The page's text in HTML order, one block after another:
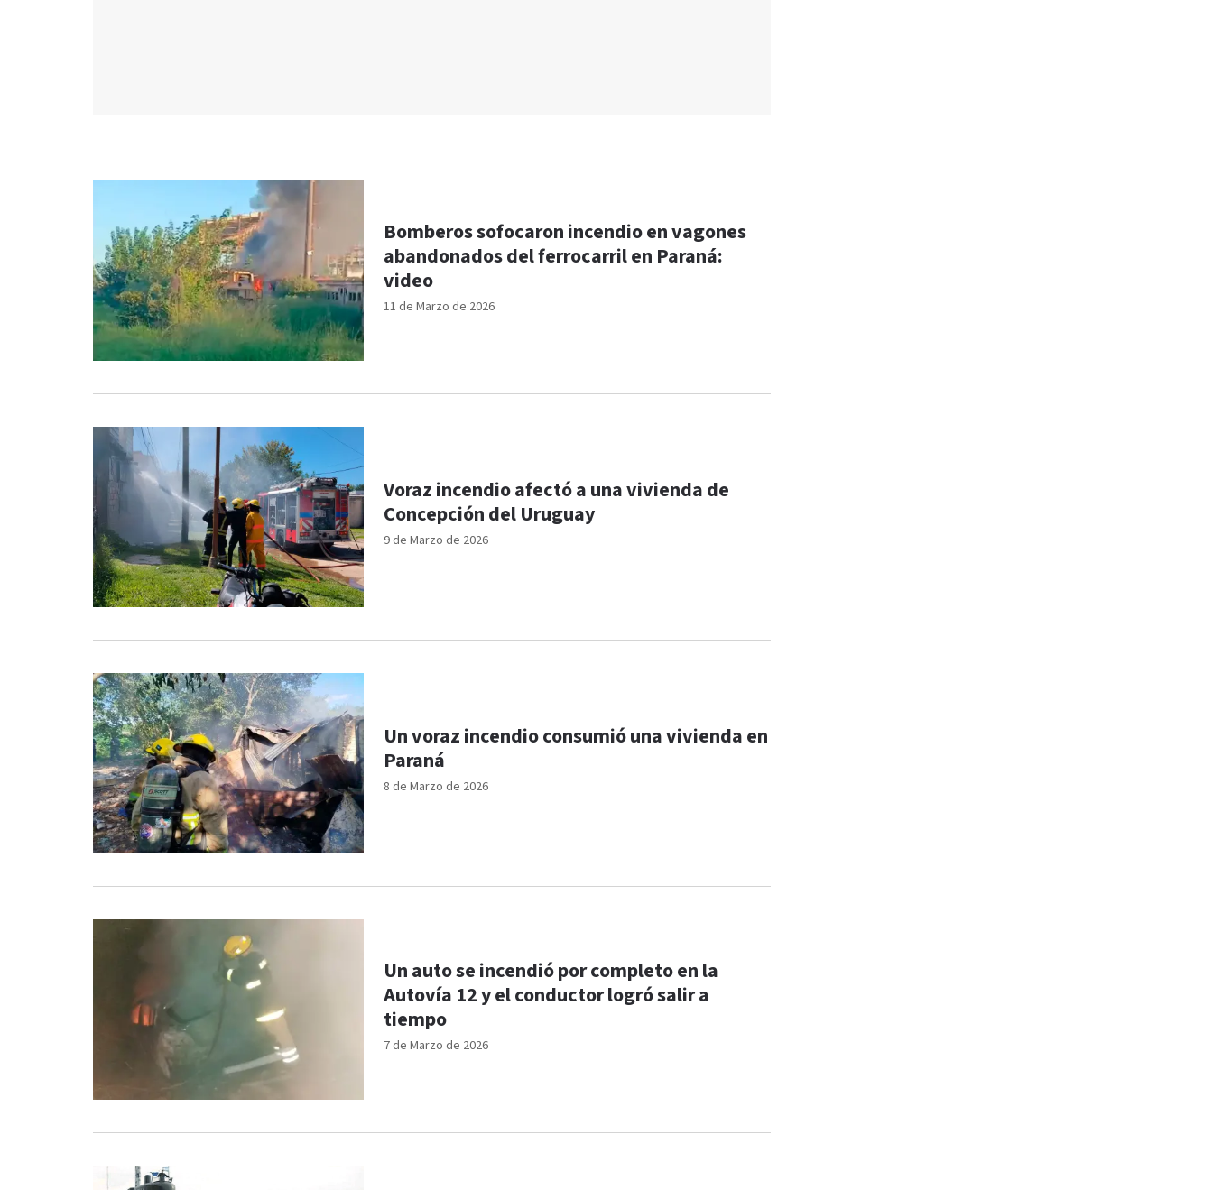
11 de Marzo de 2026
Bomberos sofocaron incendio en vagones
abandonados del ferrocarril en Paraná:
video
9 de Marzo de 2026
Voraz incendio afectó a una vivienda de
Concepción del Uruguay
8 de Marzo de 2026
Un voraz incendio consumió una vivienda en
Paraná
7 de Marzo de 2026
Un auto se incendió por completo en la
Autovía 12 y el conductor logró salir a
tiempo